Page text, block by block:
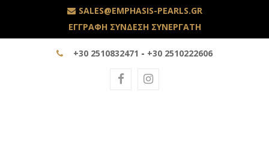
SALES@EMPHASIS-PEARLS.GR
ΕΓΓΡΑΦΗ ΣΥΝΔΕΣΗ ΣΥΝΕΡΓΑΤΗ
+30 2510832471 - +30 2510222606